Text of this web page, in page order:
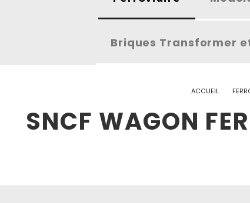
Briques Transformer
ACCUEIL
SNCF WAGON